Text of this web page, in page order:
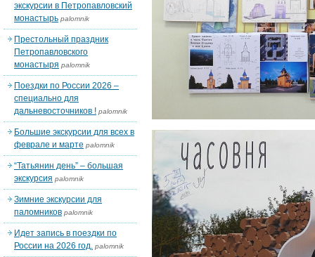
экскурсии в Петропавловский
монастырь palomnik
Престольный праздник
Петропавловского
монастыря palomnik
Поездки по России 2026 –
специально для
дальневосточников ! palomnik
Большие экскурсии для всех в
феврале и марте palomnik
“Татьянин день” – большая
экскурсия palomnik
Зимние экскурсии для
паломников palomnik
Идет запись в поездки по
России на 2026 год. palomnik